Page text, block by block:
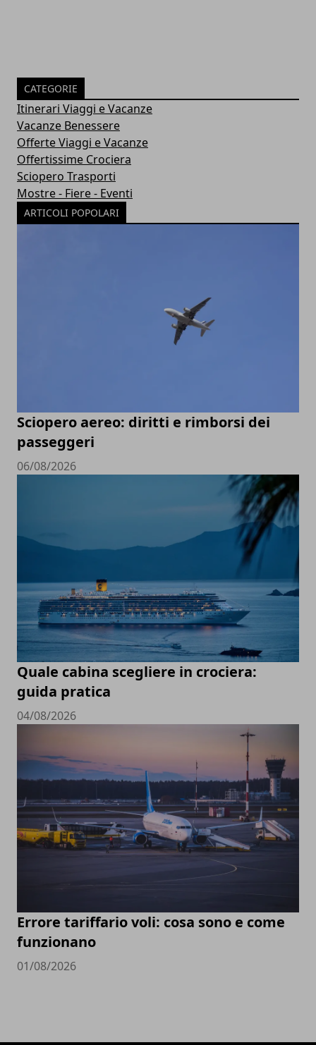
CATEGORIE
Itinerari Viaggi e Vacanze
Vacanze Benessere
Offerte Viaggi e Vacanze
Offertissime Crociera
Sciopero Trasporti
Mostre - Fiere - Eventi
ARTICOLI POPOLARI
Sciopero aereo: diritti e rimborsi dei
passeggeri
06/08/2026
Quale cabina scegliere in crociera:
guida pratica
04/08/2026
Errore tariffario voli: cosa sono e come
funzionano
01/08/2026